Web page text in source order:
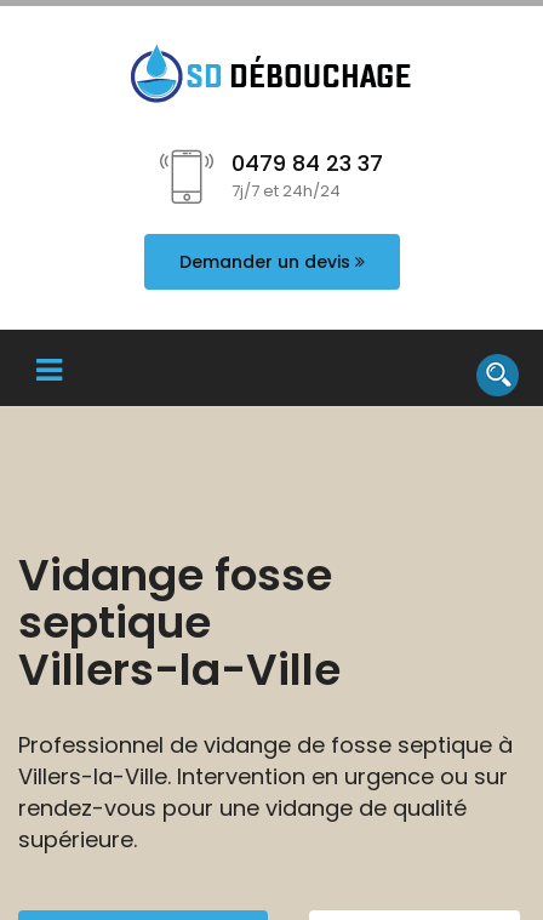
0479 84 23 37
7j/7 et 24h/24
Demander un devis
Vidange fosse
septique
Villers-la-Ville
Professionnel de vidange de fosse septique à
Villers-la-Ville. Intervention en urgence ou sur
rendez-vous pour une vidange de qualité
supérieure.